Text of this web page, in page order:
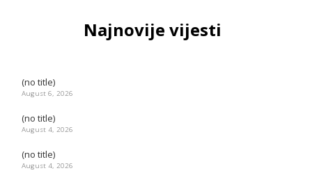
Najnovije vijesti
(no title)
August 6, 2026
(no title)
August 4, 2026
(no title)
August 4, 2026